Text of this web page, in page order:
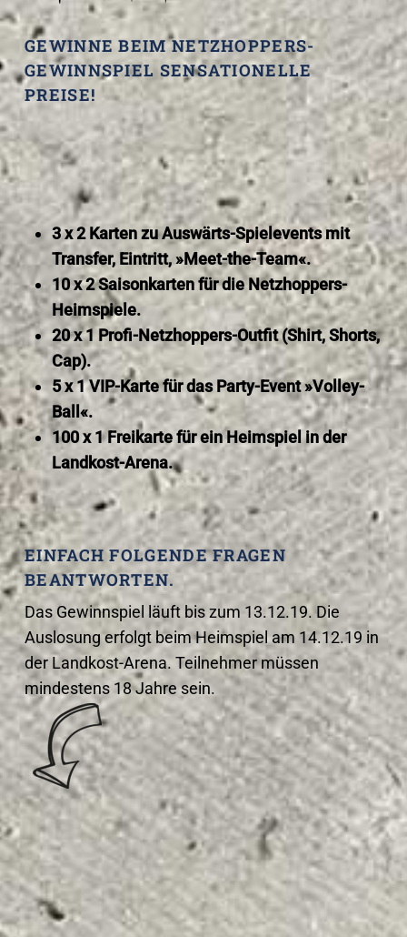
GEWINNE BEIM NETZHOPPERS-
GEWINNSPIEL SENSATIONELLE
PREISE!
3 x 2 Karten zu Auswärts-Spielevents mit
Transfer, Eintritt, »Meet-the-Team«.
10 x 2 Saisonkarten für die Netzhoppers-
Heimspiele.
20 x 1 Profi-Netzhoppers-Outfit (Shirt, Shorts,
Cap).
5 x 1 VIP-Karte für das Party-Event »Volley-
Ball«.
100 x 1 Freikarte für ein Heimspiel in der
Landkost-Arena.
EINFACH FOLGENDE FRAGEN
BEANTWORTEN.
Das Gewinnspiel läuft bis zum 13.12.19. Die
Auslosung erfolgt beim Heimspiel am 14.12.19 in
der Landkost-Arena. Teilnehmer müssen
mindestens 18 Jahre sein.